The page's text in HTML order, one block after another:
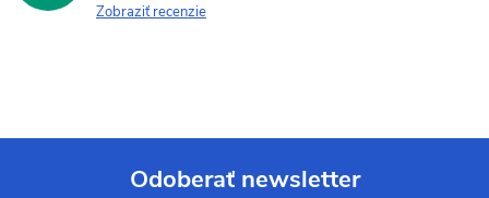
Zobraziť recenzie
Odoberať newsletter